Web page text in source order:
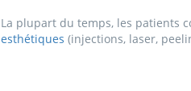
La plupart du temps, les patients
esthétiques (injections, laser,